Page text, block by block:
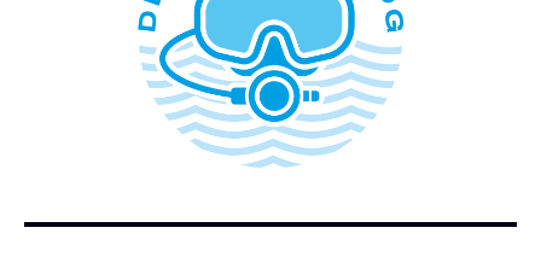
WER STECKT HINTER DEM TAUCHERBLOG?
BUCH BESTELLEN